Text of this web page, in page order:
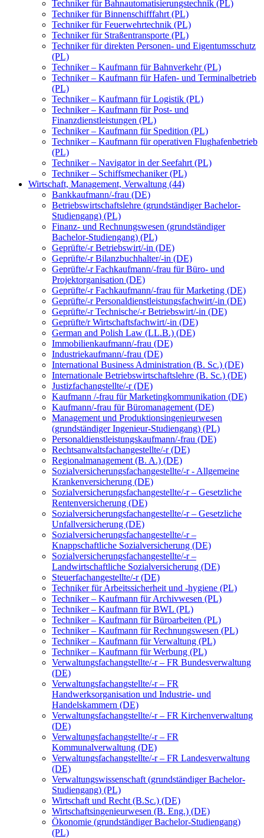
Techniker für Bahnautomatisierungstechnik (PL)
Techniker für Binnenschifffahrt (PL)
Techniker für Feuerwehrtechnik (PL)
Techniker für Straßentransporte (PL)
Techniker für direkten Personen- und Eigentumsschutz
(PL)
Techniker – Kaufmann für Bahnverkehr (PL)
Techniker – Kaufmann für Hafen- und Terminalbetrieb
(PL)
Techniker – Kaufmann für Logistik (PL)
Techniker – Kaufmann für Post- und
Finanzdienstleistungen (PL)
Techniker – Kaufmann für Spedition (PL)
Techniker – Kaufmann für operativen Flughafenbetrieb
(PL)
Techniker – Navigator in der Seefahrt (PL)
Techniker – Schiffsmechaniker (PL)
Wirtschaft, Management, Verwaltung (44)
Bankkaufmann/-frau (DE)
Betriebswirtschaftslehre (grundständiger Bachelor-
Studiengang) (PL)
Finanz- und Rechnungswesen (grundständiger
Bachelor-Studiengang) (PL)
Geprüfte/-r Betriebswirt/-in (DE)
Geprüfte/-r Bilanzbuchhalter/-in (DE)
Geprüfte/-r Fachkaufmann/-frau für Büro- und
Projektorganisation (DE)
Geprüfte/-r Fachkaufmann/-frau für Marketing (DE)
Geprüfte/-r Personaldienstleistungsfachwirt/-in (DE)
Geprüfte/-r Technische/-r Betriebswirt/-in (DE)
Geprüfte/r Wirtschaftsfachwirt/-in (DE)
German and Polish Law (LL.B.) (DE)
Immobilienkaufmann/-frau (DE)
Industriekaufmann/-frau (DE)
International Business Administration (B. Sc.) (DE)
Internationale Betriebswirtschaftslehre (B. Sc.) (DE)
Justizfachangstellte/-r (DE)
Kaufmann /-frau für Marketingkommunikation (DE)
Kaufmann/-frau für Büromanagement (DE)
Management und Produktionsingenieurwesen
(grundständiger Ingenieur-Studiengang) (PL)
Personaldienstleistungskaufmann/-frau (DE)
Rechtsanwaltsfachangestellte/-r (DE)
Regionalmanagement (B. A.) (DE)
Sozialversicherungsfachangestellte/-r - Allgemeine
Krankenversicherung (DE)
Sozialversicherungsfachangestellte/-r – Gesetzliche
Rentenversicherung (DE)
Sozialversicherungsfachangestellte/-r – Gesetzliche
Unfallversicherung (DE)
Sozialversicherungsfachangestellte/-r –
Knappschaftliche Sozialversicherung (DE)
Sozialversicherungsfachangestellte/-r –
Landwirtschaftliche Sozialversicherung (DE)
Steuerfachangestellte/-r (DE)
Techniker für Arbeitssicherheit und -hygiene (PL)
Techniker – Kaufmann für Archivwesen (PL)
Techniker – Kaufmann für BWL (PL)
Techniker – Kaufmann für Büroarbeiten (PL)
Techniker – Kaufmann für Rechnungswesen (PL)
Techniker – Kaufmann für Verwaltung (PL)
Techniker – Kaufmann für Werbung (PL)
Verwaltungsfachangstellte/-r – FR Bundesverwaltung
(DE)
Verwaltungsfachangstellte/-r – FR
Handwerksorganisation und Industrie- und
Handelskammern (DE)
Verwaltungsfachangstellte/-r – FR Kirchenverwaltung
(DE)
Verwaltungsfachangstellte/-r – FR
Kommunalverwaltung (DE)
Verwaltungsfachangstellte/-r – FR Landesverwaltung
(DE)
Verwaltungswissenschaft (grundständiger Bachelor-
Studiengang) (PL)
Wirtschaft und Recht (B.Sc.) (DE)
Wirtschaftsingenieurwesen (B. Eng.) (DE)
Ökonomie (grundständiger Bachelor-Studiengang)
(PL)